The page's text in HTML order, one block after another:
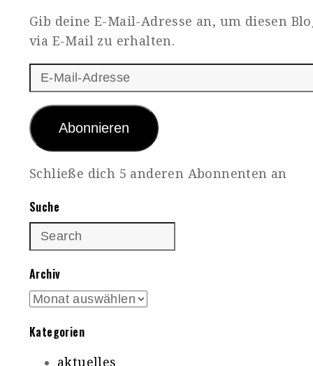
Gib deine E-Mail-Adresse an, um diesen
via E-Mail zu erhalten.
E-
Mail-
Adresse
Abonnieren
Schließe dich 5 anderen Abonnenten an
Suche
Archiv
Archiv
Kategorien
aktuelles